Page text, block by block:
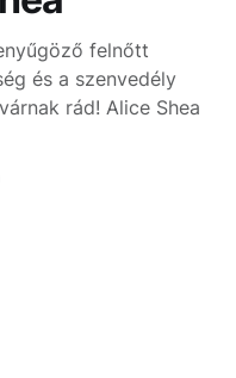
felnőtt
és a szenvedély
rád! Alice Shea